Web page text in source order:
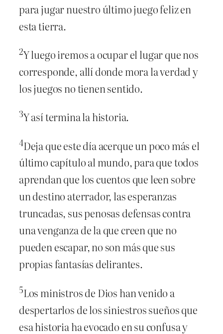
para jugar nuestro último juego feliz en
esta tierra.
2Y luego iremos a ocupar el lugar que nos
corresponde, allí donde mora la verdad y
los juegos no tienen sentido.
3Y así termina la historia.
4Deja que este día acerque un poco más el
último capítulo al mundo, para que todos
aprendan que los cuentos que leen sobre
un destino aterrador, las esperanzas
truncadas, sus penosas defensas contra
una venganza de la que creen que no
pueden escapar, no son más que sus
propias fantasías delirantes.
5Los ministros de Dios han venido a
despertarlos de los siniestros sueños que
esa historia ha evocado en su confusa y